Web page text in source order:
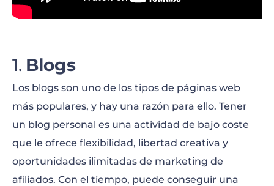
Redacción
Libros
Arte y pintura
Viajes
Hotel
Blogs
Los blogs son uno de los tipos de páginas web
más populares, y hay una razón para ello. Tener
un blog personal es una actividad de bajo coste
que le ofrece flexibilidad, libertad creativa y
oportunidades ilimitadas de marketing de
afiliados. Con el tiempo, puede conseguir una